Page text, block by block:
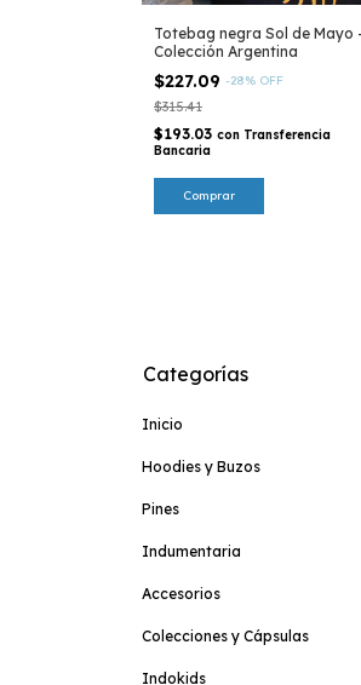
Totebag negra Sol de Mayo -
Colección Argentina
$227.09 -28% OFF
$315.41
$193.03 con Transferencia
Bancaria
Categorías
Inicio
Hoodies y Buzos
Pines
Indumentaria
Accesorios
Colecciones y Cápsulas
Indokids